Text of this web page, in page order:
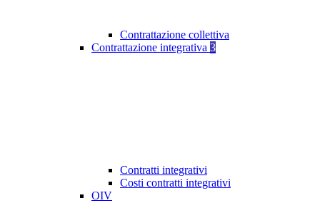
Contrattazione collettiva
Contrattazione integrativa 3
Contratti integrativi
Costi contratti integrativi
OIV